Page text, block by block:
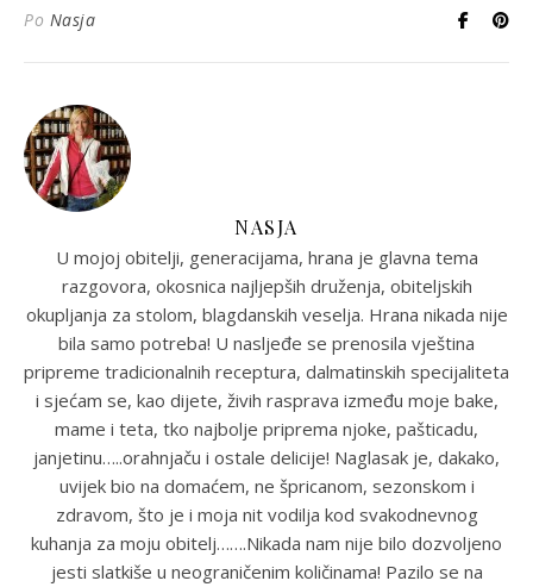
Po Nasja
NASJA
U mojoj obitelji, generacijama, hrana je glavna tema
razgovora, okosnica najljepših druženja, obiteljskih
okupljanja za stolom, blagdanskih veselja. Hrana nikada nije
bila samo potreba! U nasljeđe se prenosila vještina
pripreme tradicionalnih receptura, dalmatinskih specijaliteta
i sjećam se, kao dijete, živih rasprava između moje bake,
mame i teta, tko najbolje priprema njoke, pašticadu,
janjetinu…..orahnjaču i ostale delicije! Naglasak je, dakako,
uvijek bio na domaćem, ne špricanom, sezonskom i
zdravom, što je i moja nit vodilja kod svakodnevnog
kuhanja za moju obitelj…….Nikada nam nije bilo dozvoljeno
jesti slatkiše u neograničenim količinama! Pazilo se na